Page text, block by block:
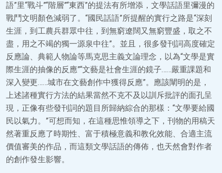
語”里“戰斗”“階層”“東西”的提法有所增添，文學話語里彌漫的
戰鬥文明顏色減弱了。“國民話語”所提醒的實行之路是“深刻
生涯，到工農兵群眾中往，到無窮遼闊又無窮豐盛，取之不
盡，用之不竭的獨一源泉中往”。並且，很多發刊詞高度確定
反應論、典範人物論等馬克思主義文論理念，以為“文學是實
際生涯的抽像的反應”“文藝是社會生涯的鏡子……嚴重課題和
深入變更……城市在文藝創作中獲得反應”。應該闡明的是，
上述諸種實行方法的結果當然不克不及以訓斥批評的面孔呈
現，正像有些發刊詞的題目所歸納綜合的那樣：“文學要給國
民以氣力。”可想而知，在這種思惟領導之下，刊物的用稿天
然著重反應了時期性、富于積極意義和教化效能、合適主流
價值審美的作品，而這類文學話語的傳佈，也天然會對作者
的創作發生影響。